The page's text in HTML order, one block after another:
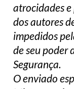
atrocidades
dos autores
impedidos
de seu poder
Segurança.
O enviado